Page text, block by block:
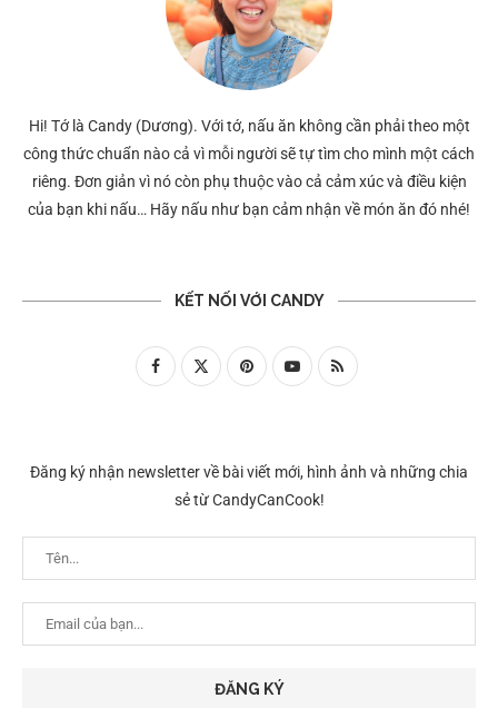
Hi! Tớ là Candy (Dương). Với tớ, nấu ăn không cần phải theo một
công thức chuẩn nào cả vì mỗi người sẽ tự tìm cho mình một cách
riêng. Đơn giản vì nó còn phụ thuộc vào cả cảm xúc và điều kiện
của bạn khi nấu… Hãy nấu như bạn cảm nhận về món ăn đó nhé!
KẾT NỐI VỚI CANDY
Đăng ký nhận newsletter về bài viết mới, hình ảnh và những chia
sẻ từ CandyCanCook!